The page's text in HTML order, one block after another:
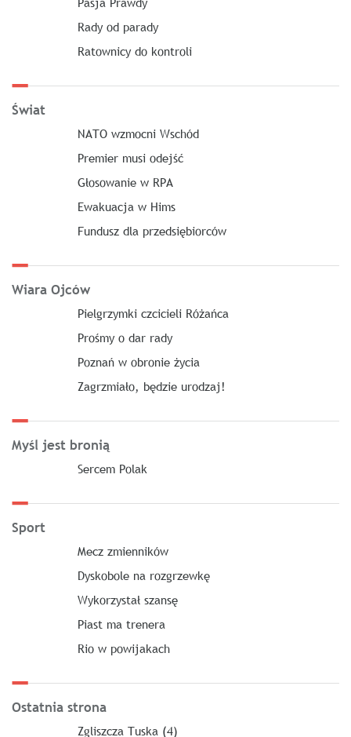
Rady od parady
Ratownicy do kontroli
Świat
NATO wzmocni Wschód
Premier musi odejść
Głosowanie w RPA
Ewakuacja w Hims
Fundusz dla przedsiębiorców
Wiara Ojców
Pielgrzymki czcicieli Różańca
Prośmy o dar rady
Poznań w obronie życia
Zagrzmiało, będzie urodzaj!
Myśl jest bronią
Sercem Polak
Sport
Mecz zmienników
Dyskobole na rozgrzewkę
Wykorzystał szansę
Piast ma trenera
Rio w powijakach
Ostatnia strona
Zgliszcza Tuska (4)